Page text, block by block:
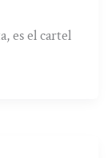
es el cartel